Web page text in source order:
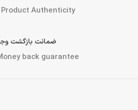
support in work time